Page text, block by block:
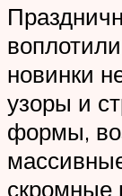
новинки
узоры и
формы,
скромные